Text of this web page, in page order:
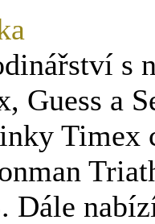
s
Guess a
Timex
Dále